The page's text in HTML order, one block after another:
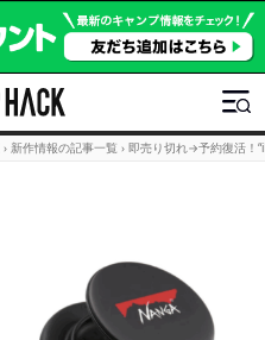
› 新作情報の記事一覧 › 即売り切れ→予約復活！